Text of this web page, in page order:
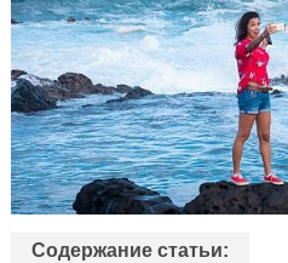
Содержание статьи: